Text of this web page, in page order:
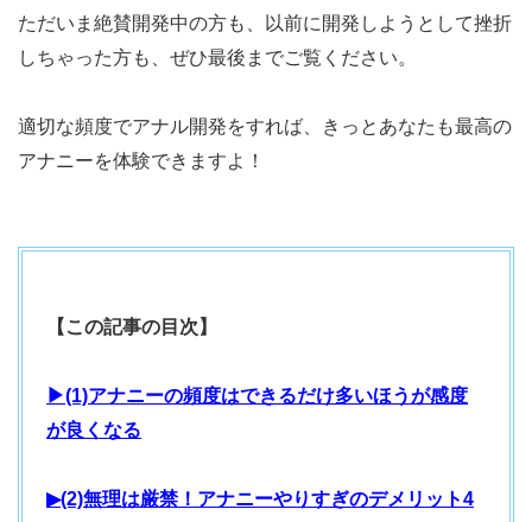
ただいま絶賛開発中の方も、以前に開発しようとして挫折
しちゃった方も、ぜひ最後までご覧ください。
適切な頻度でアナル開発をすれば、きっとあなたも最高の
アナニーを体験できますよ！
【この記事の目次】
▶(1)アナニーの頻度はできるだけ多いほうが感度
が良くなる
▶(2)無理は厳禁！アナニーやりすぎのデメリット4